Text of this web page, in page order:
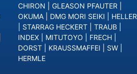
CHIRON
GLEASON PFAUTER
OKUMA
DMG MORI SEIKI
HELLER
STARRAG HECKERT TRAUB
INDEX
MITUTOYO FRECH
DORST
KRAUSSMAFFEI SW
HERMLE